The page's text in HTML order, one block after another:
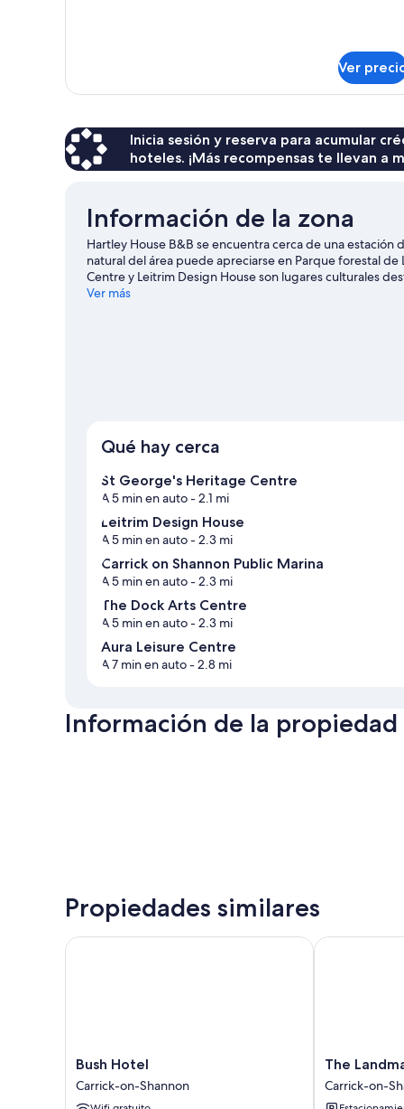
privado
Ver
Inicia sesión y reserva para acumular
hoteles. ¡Más recompensas te llevan a
Información de la zona
Hartley House B&B se encuentra cerca de una estación
natural del área puede apreciarse en Parque forestal
Centre y Leitrim Design House son lugares culturales
Aura Leisure Centre. Las actividades como buceo y ski
Ver más
Qué hay cerca
St George's Heritage Centre
A 5 min en auto- 2.1 mi
Leitrim Design House
A 5 min en auto- 2.3 mi
Carrick on Shannon Public Marina
A 5 min en auto- 2.3 mi
The Dock Arts Centre
A 5 min en auto- 2.3 mi
Aura Leisure Centre
A 7 min en auto- 2.8 mi
Información de la propiedad
Propiedades similares
Bush
Hotel
Carrick-
Bush Hotel
Carrick-on-Shannon
Bush Hotel
The
Landmark
Hotel
The
Carrick-on-
The Landmark